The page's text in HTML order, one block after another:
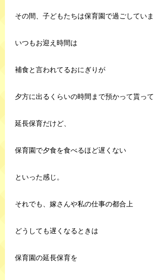
その間、子どもたちは保育園で過ごしていま
いつもお迎え時間は
補食と言われてるおにぎりが
夕方に出るくらいの時間まで預かって貰って
延長保育だけど、
保育園で夕食を食べるほど遅くない
といった感じ。
それでも、嫁さんや私の仕事の都合上
どうしても遅くなるときは
保育園の延長保育を